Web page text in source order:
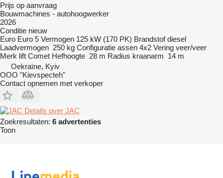
Prijs op aanvraag
Bouwmachines - autohoogwerker
2026
Conditie nieuw
Euro Euro 5 Vermogen 125 kW (170 PK) Brandstof diesel
Laadvermogen 250 kg Configuratie assen 4x2 Vering veer/veer
Merk lift Comet Hefhoogte 28 m Radius kraanarm 14 m
Oekraïne, Kyiv
OOO "Kievspecteh"
Contact opnemen met verkoper
Details over JAC
Zoekresultaten: 6 advertenties
Toon